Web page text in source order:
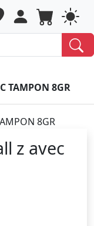
TAMPON 8GR
z avec